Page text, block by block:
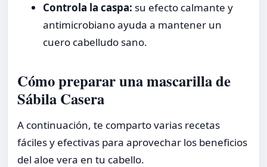
Controla la caspa: su efecto calmante y
antimicrobiano ayuda a mantener un
cuero cabelludo sano.
Cómo preparar una mascarilla de
Sábila Casera
A continuación, te comparto varias recetas
fáciles y efectivas para aprovechar los beneficios
del aloe vera en tu cabello.